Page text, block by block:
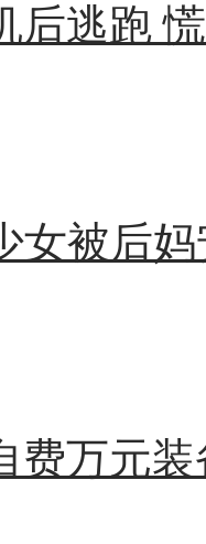
后逃跑
女被后
费万元